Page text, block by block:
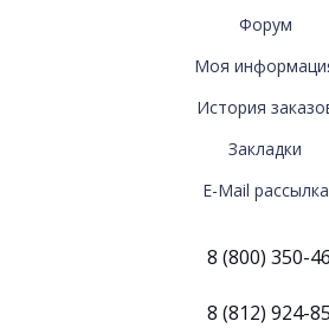
Форум
ИНФОРМАЦИЯ
Моя
История
Закладки
E-Mail рассылка
8 (800) 350-
8 (812) 924-